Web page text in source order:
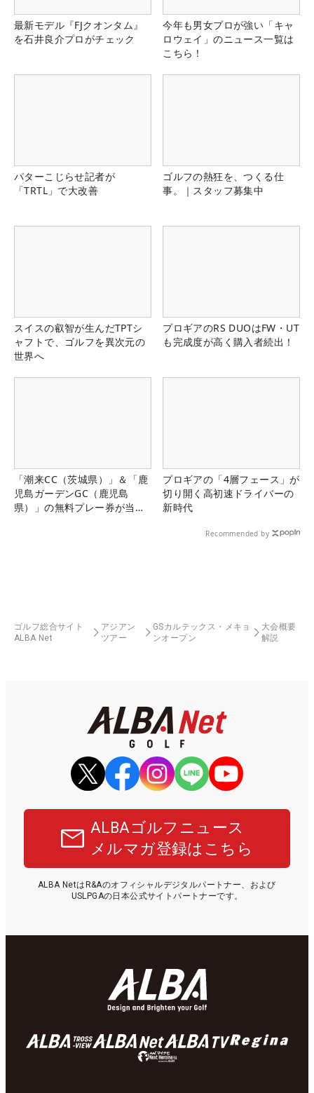
最新モデル『FJクオンタム』
を石井良介プロがチェック
今年も男女プロが強い「キャ
ロウェイ」のニュース一覧は
こちら！
パターこじらせ記者が
「TRTL」で大改善
ゴルフの熱狂を、つくる仕
事。｜スタッフ募集中
スイスの叡智が生んだTPTシ
ャフトで、ゴルフを異次元の
世界へ
プロギアのRS DUOはFW・UT
も完成度が高く購入者続出！
「潮来CC（茨城県）」＆「鹿
児島ガーデンGC（鹿児島
県）」の無料プレー券が当た
プロギアの「4層フェース」が
切り開く高初速ドライバーの
新時代
Recommended by
ゴルフ総合サイト
ALBA Net
アジアン
ツアー
GSカルテックス・メキョ
ンオープン
大会概要
解説
ALBAゴルフニュース
メルマガ登録はこちら
ALBA NetはR&Aのオフィシャルデジタルパートナー、および
USLPGAの日本公式サイトパートナーです。